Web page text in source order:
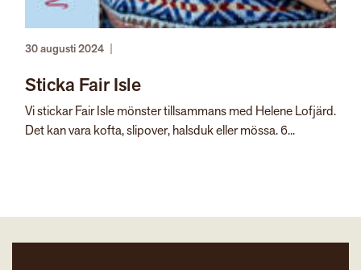
30 augusti 2024
Sticka Fair Isle
Vi stickar Fair Isle mönster tillsammans med Helene Lofjärd.
Det kan vara kofta, slipover, halsduk eller mössa. 6...